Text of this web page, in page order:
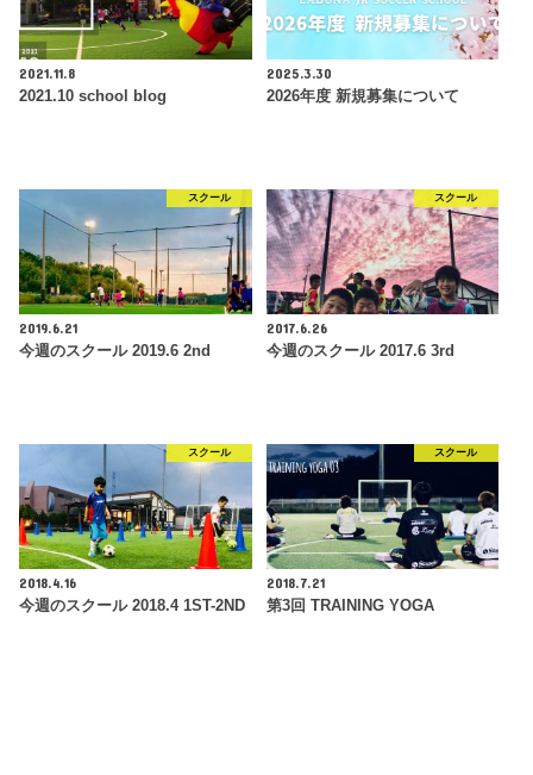
2021.11.8
2021.10 school blog
2025.3.30
2026年度 新規募集について
スクール
2019.6.21
今週のスクール 2019.6 2nd
スクール
2017.6.26
今週のスクール 2017.6 3rd
スクール
2018.4.16
今週のスクール 2018.4 1ST-2ND
スクール
2018.7.21
第3回 TRAINING YOGA